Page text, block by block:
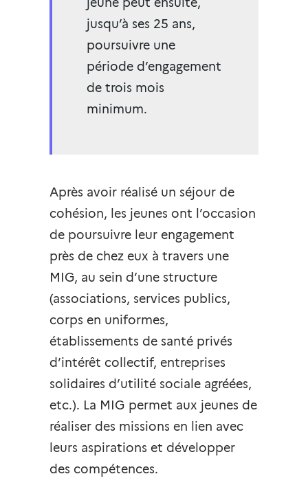
jusqu’à ses 25 ans,
poursuivre une
période d’engagement
de trois mois
minimum.
Après avoir réalisé un séjour de
cohésion, les jeunes ont l’occasion
de poursuivre leur engagement
près de chez eux à travers une
MIG, au sein d’une structure
(associations, services publics,
corps en uniformes,
établissements de santé privés
d’intérêt collectif, entreprises
solidaires d’utilité sociale agréées,
etc.). La MIG permet aux jeunes de
réaliser des missions en lien avec
leurs aspirations et développer
des compétences.